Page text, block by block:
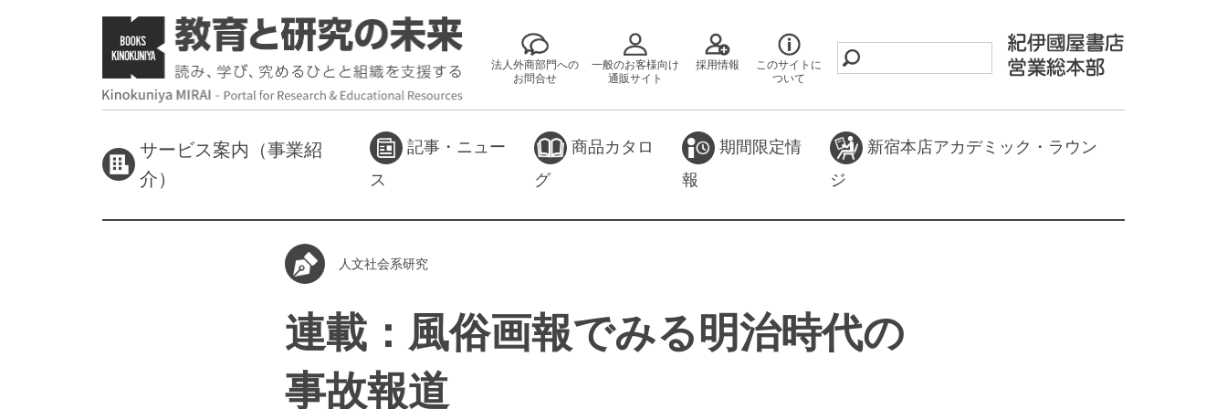
法人外商部門への
お問合せ
一般のお客様向け
通販サイト
採用情報
このサイトに
ついて
サービス案内（事業紹
介）
記事・ニュー
ス
商品カタロ
グ
期間限定情
報
新宿本店アカデミック・ラウン
ジ
人文社会系研究
連載：風俗画報でみる明治時代の
事故報道